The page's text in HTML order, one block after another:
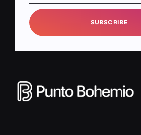
SUBSCRIBE